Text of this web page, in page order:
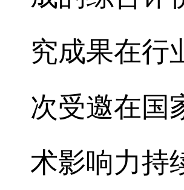
究成果在行
次受邀在国
术影响力持